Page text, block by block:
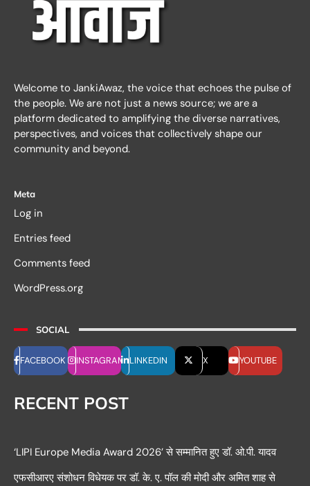
Welcome to JankiAwaz, the voice that echoes the pulse of
the people. We are not just a news source; we are a
platform dedicated to amplifying the diverse narratives,
perspectives, and voices that collectively shape our
community and beyond.
Meta
Log in
Entries feed
Comments feed
WordPress.org
SOCIAL
FACEBOOK INSTAGRAM LINKEDIN X YOUTUBE
RECENT POST
‘LIPI Europe Media Award 2026’ से सम्मानित हुए डॉ. ओ.पी. यादव
एफसीआरए संशोधन विधेयक पर डॉ. के. ए. पॉल की मोदी और अमित शाह से